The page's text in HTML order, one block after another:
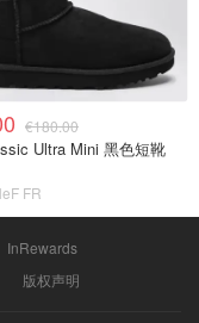
€180.00
Classic Ultra Mini 黑色短靴
FR
InRewards
版权声明